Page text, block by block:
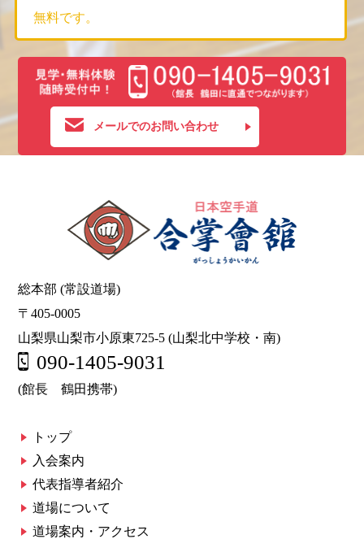
無料です。
メールでのお問い合わせ
総本部 (常設道場)
〒405-0005
山梨県山梨市小原東725-5 (山梨北中学校・南)
090-1405-9031
(館長 鶴田携帯)
トップ
入会案内
代表指導者紹介
道場について
道場案内・アクセス